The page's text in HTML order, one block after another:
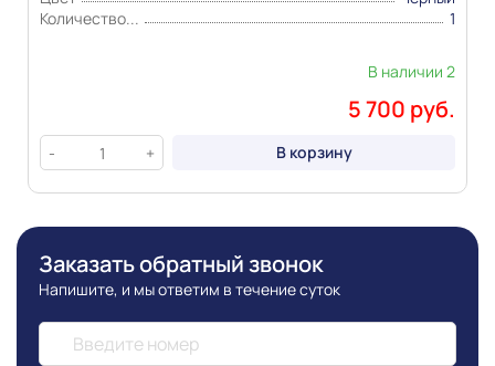
основывается на последних доступных к моменту
Количество...
1
В наличии 2
5 700 руб.
- + В корзину
Заказать обратный звонок
Напишите, и мы ответим в течение суток